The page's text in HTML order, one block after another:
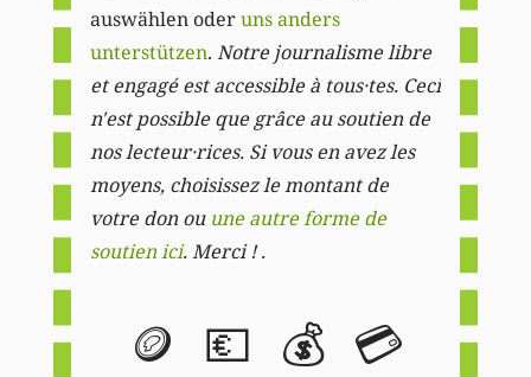
auswählen oderuns anders
unterstützen. Notre journalisme libre
et engagé est accessible à tous·tes. Ceci
n'est possible que grâce au soutien de
nos lecteur·rices. Si vous en avez les
moyens, choisissez le montant de
votre don ou une autre forme de
soutien ici. Merci ! .
🪙 💶 💰 💳